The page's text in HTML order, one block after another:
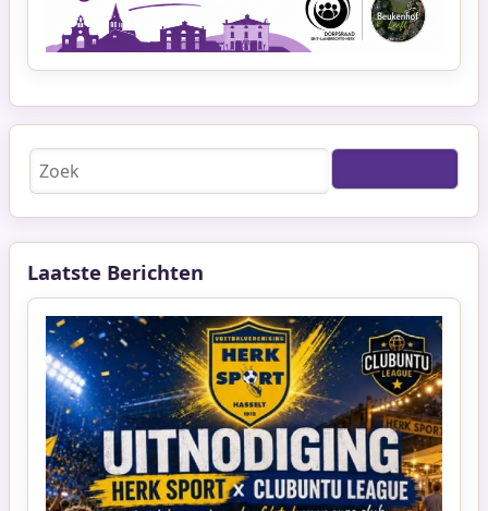
Zoeken
Laatste Berichten